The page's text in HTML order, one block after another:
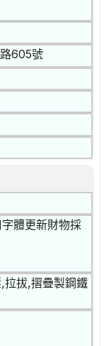
605號
體更新財物採
拔,摺疊製鋼鐵